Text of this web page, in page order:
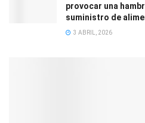
provocar una
suministro de
3 ABRIL, 2026